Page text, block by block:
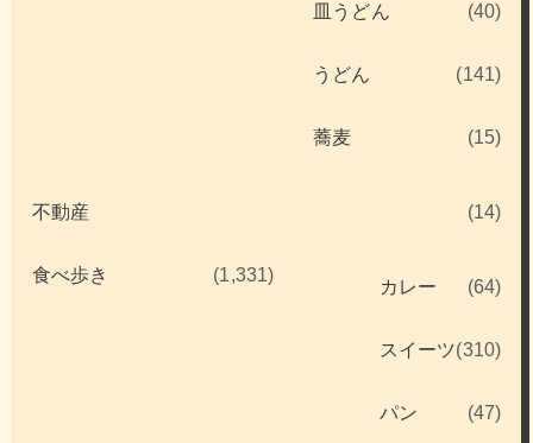
皿うどん (40)
うどん (141)
蕎麦 (15)
不動産 (14)
食べ歩き (1,331)
カレー (64)
スイーツ(310)
パン (47)